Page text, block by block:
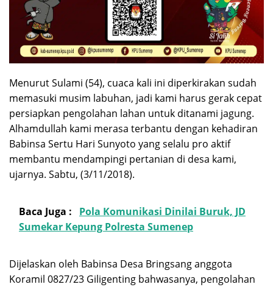
Menurut Sulami (54), cuaca kali ini diperkirakan sudah
memasuki musim labuhan, jadi kami harus gerak cepat
persiapkan pengolahan lahan untuk ditanami jagung.
Alhamdullah kami merasa terbantu dengan kehadiran
Babinsa Sertu Hari Sunyoto yang selalu pro aktif
membantu mendampingi pertanian di desa kami,
ujarnya. Sabtu, (3/11/2018).
Baca Juga :
Pola Komunikasi Dinilai Buruk, JD
Sumekar Kepung Polresta Sumenep
Dijelaskan oleh Babinsa Desa Bringsang anggota
Koramil 0827/23 Giligenting bahwasanya, pengolahan